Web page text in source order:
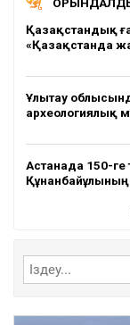
Қазақстандық
«Қазақстанда
Ұлытау
археологиялық
Астанада 150-ге
Құнанбайұлының